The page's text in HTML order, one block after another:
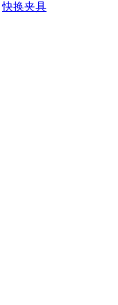
快换夹具